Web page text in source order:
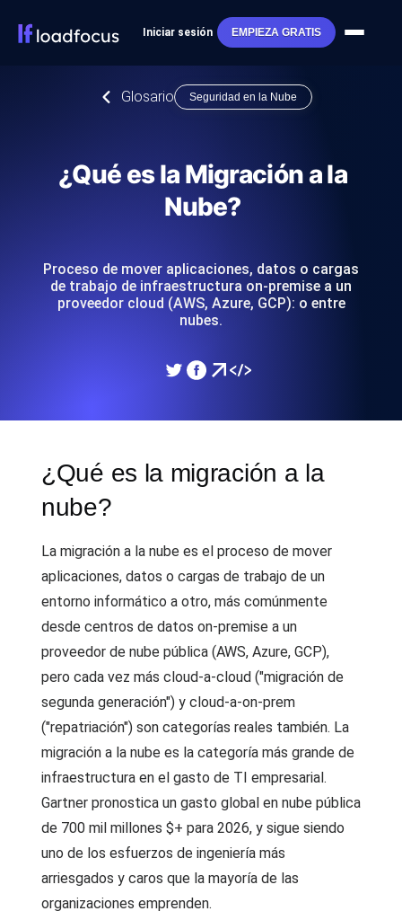
Iniciar sesión EMPIEZA GRATIS
Glosario Seguridad en la Nube
¿Qué es la Migración a la
Nube?
Proceso de mover aplicaciones, datos o cargas
de trabajo de infraestructura on-premise a un
proveedor cloud (AWS, Azure, GCP): o entre
nubes.
¿Qué es la migración a la
nube?
La migración a la nube es el proceso de mover
aplicaciones, datos o cargas de trabajo de un
entorno informático a otro, más comúnmente
desde centros de datos on-premise a un
proveedor de nube pública (AWS, Azure, GCP),
pero cada vez más cloud-a-cloud ("migración de
segunda generación") y cloud-a-on-prem
("repatriación") son categorías reales también. La
migración a la nube es la categoría más grande de
infraestructura en el gasto de TI empresarial.
Gartner pronostica un gasto global en nube pública
de 700 mil millones $+ para 2026, y sigue siendo
uno de los esfuerzos de ingeniería más
arriesgados y caros que la mayoría de las
organizaciones emprenden.